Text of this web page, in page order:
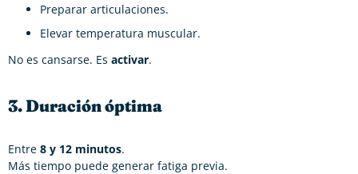
Preparar articulaciones.
Elevar temperatura muscular.
No es cansarse. Es activar.
3. Duración óptima
Entre 8 y 12 minutos.
Más tiempo puede generar fatiga previa.